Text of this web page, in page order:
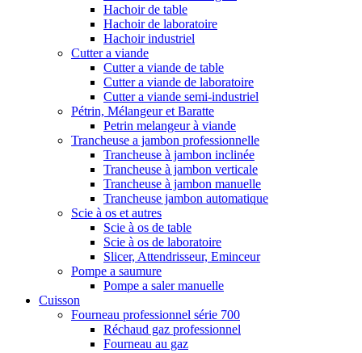
Hachoir de table
Hachoir de laboratoire
Hachoir industriel
Cutter a viande
Cutter a viande de table
Cutter a viande de laboratoire
Cutter a viande semi-industriel
Pétrin, Mélangeur et Baratte
Petrin melangeur à viande
Trancheuse a jambon professionnelle
Trancheuse à jambon inclinée
Trancheuse à jambon verticale
Trancheuse à jambon manuelle
Trancheuse jambon automatique
Scie à os et autres
Scie à os de table
Scie à os de laboratoire
Slicer, Attendrisseur, Eminceur
Pompe a saumure
Pompe a saler manuelle
Cuisson
Fourneau professionnel série 700
Réchaud gaz professionnel
Fourneau au gaz